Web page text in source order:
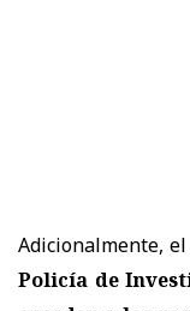
Adicionalmente,
Policía de